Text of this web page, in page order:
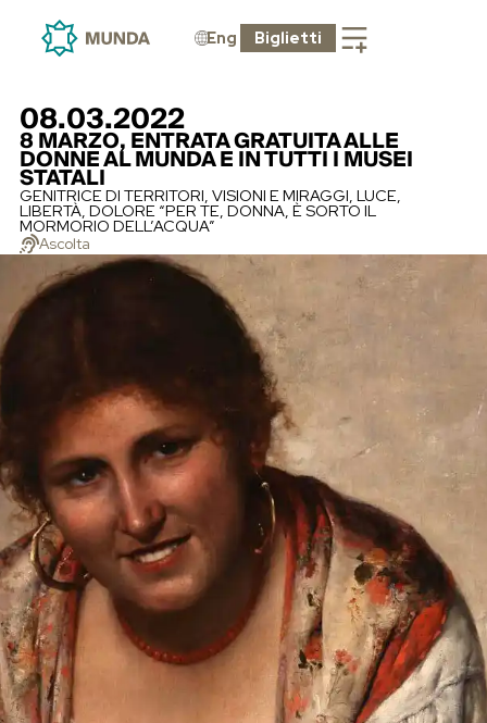
Eng Biglietti
08.03.2022
8 MARZO, ENTRATA GRATUITA ALLE
DONNE AL MUNDA E IN TUTTI I MUSEI
STATALI
GENITRICE DI TERRITORI, VISIONI E MIRAGGI, LUCE,
LIBERTÀ, DOLORE “PER TE, DONNA, È SORTO IL
MORMORIO DELL’ACQUA”
Ascolta